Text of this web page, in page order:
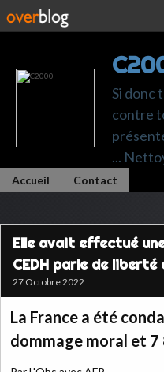
Si donc
contre
...
Accueil Contact
Elle avait effectué
CEDH parle de liberté
27 Octobre 2022
La France a été
dommage moral et